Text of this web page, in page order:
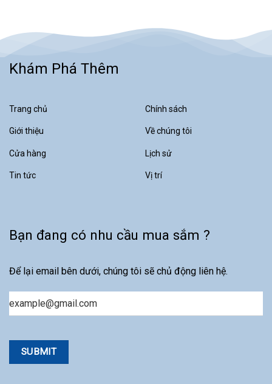
Khám Phá Thêm
Trang chủ
Giới thiệu
Cửa hàng
Tin tức
Chính sách
Về chúng tôi
Lịch sử
Vị trí
Bạn đang có nhu cầu mua sắm ?
Để lại email bên dưới, chúng tôi sẽ chủ động liên hệ.